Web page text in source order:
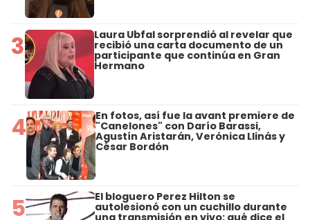
3 Laura Ubfal sorprendió al revelar que
recibió una carta documento de un
participante que continúa en Gran
Hermano
4 En fotos, así fue la avant premiere de
"Canelones" con Darío Barassi,
Agustín Aristarán, Verónica Llinás y
César Bordón
5 El bloguero Perez Hilton se
autolesionó con un cuchillo durante
una transmisión en vivo: qué dice el